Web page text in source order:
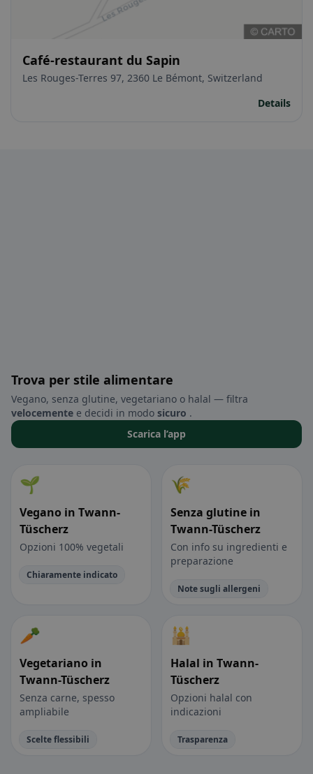
Café-restaurant du Sapin
Les Rouges-Terres 97, 2360 Le Bémont, Switzerland
Details
Trova per stile alimentare
Vegano, senza glutine, vegetariano o halal — filtra
velocemente e decidi in modo sicuro .
Scarica l’app
🌱
Vegano in Twann-
Tüscherz
Opzioni 100% vegetali
Chiaramente indicato
🌾
Senza glutine in
Twann-Tüscherz
Con info su ingredienti e
preparazione
Note sugli allergeni
🥕
Vegetariano in
Twann-Tüscherz
Senza carne, spesso
ampliabile
Scelte flessibili
🕌
Halal in Twann-
Tüscherz
Opzioni halal con
indicazioni
Trasparenza